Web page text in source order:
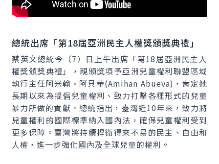
總統出席「第18屆亞洲民主人權獎頒獎典禮」
蔡英文總統今（7）日上午出席「第18屆亞洲民主人
權獎頒獎典禮」，親頒獎項予亞洲兒童權利聯盟區域
執行主任阿米翰•阿貝華(Amihan Abueva)，肯定她
長期以來為提倡兒童權利、致力打擊各種形式的兒童
暴力所做的貢獻。總統指出，臺灣近10年來，致力將
兒童權利的國際標準納入國內法，確保兒童權利受到
更多保障。臺灣將持續捍衛得來不易的民主、自由和
人權，進一步強化國內及全球兒童的權利。